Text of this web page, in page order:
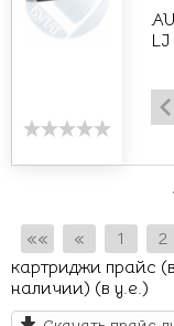
««
« 1 2
картриджи прайс
наличии) (в у.е.)